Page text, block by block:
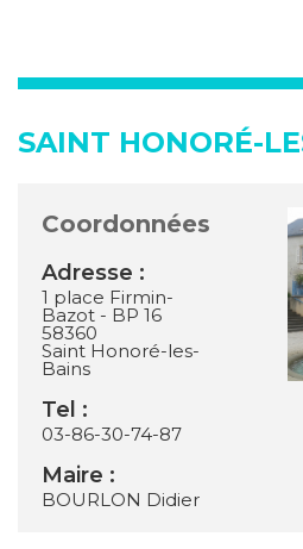
SAINT HONORÉ-
Coordonnées
Adresse :
1 place Firmin-
Bazot - BP 16
58360
Saint Honoré-les-
Bains
Tel :
03-86-30-74-87
Maire :
BOURLON Didier